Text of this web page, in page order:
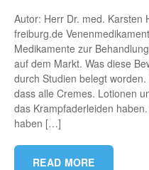
Autor: Herr Dr. med. Karsten
freiburg.de
Medikamente zur
auf dem Markt. Was diese
durch Studien belegt
dass alle Cremes. Lotionen
das Krampfaderleiden
haben […]
READ MORE